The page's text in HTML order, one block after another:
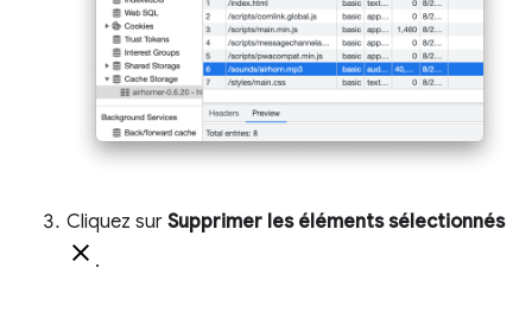
Cliquez sur Supprimer les éléments sélectionnés
.